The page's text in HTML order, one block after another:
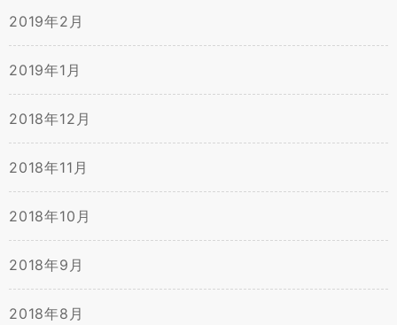
2019年2月
2019年1月
2018年12月
2018年11月
2018年10月
2018年9月
2018年8月